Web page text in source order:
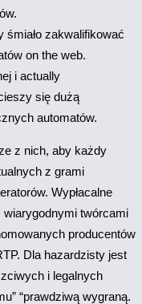
śmiało zakwalifikować
on the web.
i actually
się dużą
automatów.
z nich, aby każdy
z grami
Wypłacalne
wiarygodnymi twórcami
producentów
Dla hazardzisty jest
i legalnych
“prawdziwą wygraną.